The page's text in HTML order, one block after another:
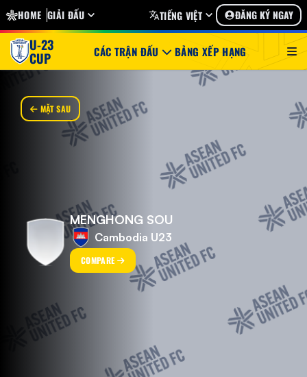
HOME GIẢI ĐẤU TIẾNG VIỆT ĐĂNG KÝ NGAY
U-23
CUP CÁC TRẬN ĐẤU BẢNG XẾP HẠNG
MẶT SAU
MENGHONG SOU
Cambodia U23
COMPARE